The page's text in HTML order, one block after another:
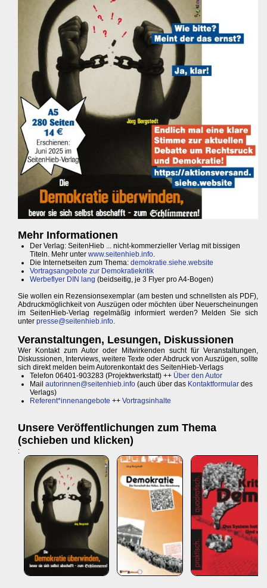
Mehr Informationen
Der Verlag: SeitenHieb ... nicht-kommerzieller Verlag mit bissigen
Titeln. Mehr unter www.seitenhieb.info
Die Internetseiten zum Thema: demokratie.siehe.website
Vortragsangebote zur Demokratiekritik
Werbeflyer DIN lang (beidseitig, je 3 Flyer pro A4-Bogen)
Sie wollen ein Rezensionsexemplar (am besten und schnellsten als PDF),
Abdruckmöglichkeit von Auszügen oder möchten über Neuerscheinungen
im SeitenHieb-Verlag regelmäßig informiert werden? Melden Sie sich
unter presse@seitenhieb.info
Veranstaltungen, Lesungen, Diskussionen
Wer Kontakt zum Autor oder Mitwirkenden sucht für Veranstaltungen,
Diskussionen, Interviews, weitere Texte oder Abdruck von Auszügen, sollte
sich direkt melden beim Autorenkontakt des SeitenHieb-Verlags
Telefon 06401-903283 (Projektwerkstatt) ++ Über den Autor
Mail autorinnen@seitenhieb.info (auch über das Kontaktformular des
Verlags)
Referent*innenangebote ++ Vortragsinhalte
Unsere Veröffentlichungen zum Thema
(schieben und klicken)
: